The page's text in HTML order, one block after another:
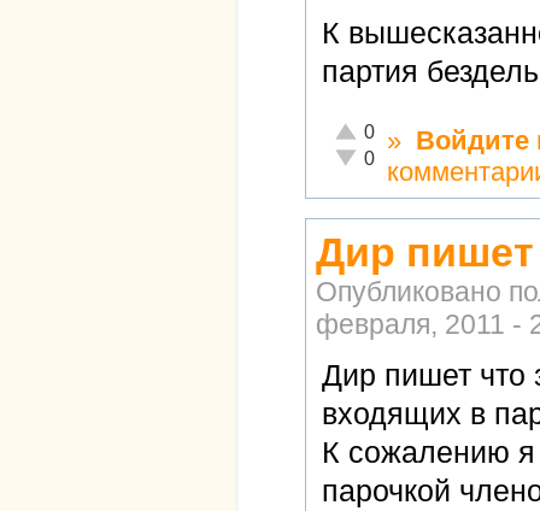
К
партия
Отлично!
0
Неадекватно!
0
» Войдите
Дир пишет
Опубликовано
февраля, 2011 -
Дир пишет что
входящих в
К сожалению я
парочкой